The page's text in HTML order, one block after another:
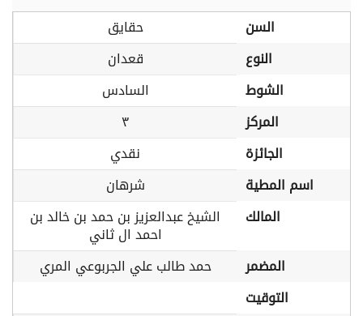
السن
حقايق
النوع
قعدان
الشوط
السادس
المركز
٣
الجائزة
نقدي
اسم المطية
شرهان
المالك
الشيخ عبدالعزيز بن حمد بن خالد بن
احمد ال ثاني
المضمر
حمد طالب علي الجربوعي المري
التوقيت